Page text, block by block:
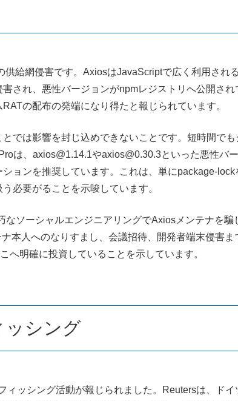
給網侵害です。AxiosはJavaScriptで広く利用され
され、悪性バージョンがnpmレジストリへ公開さ
の配布の発端になり得たと報じられています。
では影響を封じ込めできないことです。短時間で
は、axios@1.14.1やaxios@0.30.3といった悪性
ョンを推奨しています。これは、単にpackage-
必要がることを示唆しています。
ソーシャルエンジニアリングでAxiosメンテナを
人へのなりすまし、会議招待、開発者端末侵害
へ明確に投資していることを示しています。
ッシング
ッシング活動が報じられました。Reutersは、ド